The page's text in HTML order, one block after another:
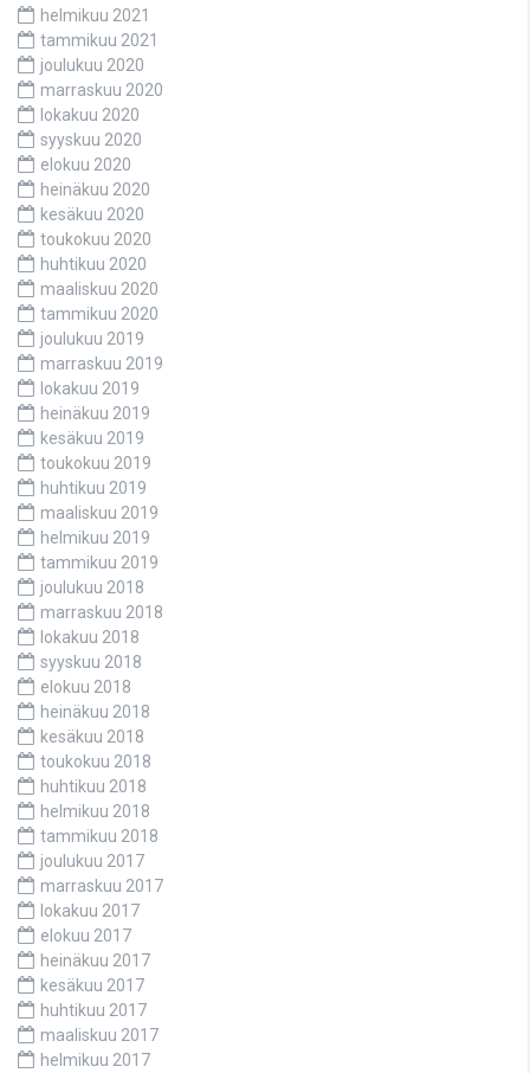
helmikuu 2021
tammikuu 2021
joulukuu 2020
marraskuu 2020
lokakuu 2020
syyskuu 2020
elokuu 2020
heinäkuu 2020
kesäkuu 2020
toukokuu 2020
huhtikuu 2020
maaliskuu 2020
tammikuu 2020
joulukuu 2019
marraskuu 2019
lokakuu 2019
heinäkuu 2019
kesäkuu 2019
toukokuu 2019
huhtikuu 2019
maaliskuu 2019
helmikuu 2019
tammikuu 2019
joulukuu 2018
marraskuu 2018
lokakuu 2018
syyskuu 2018
elokuu 2018
heinäkuu 2018
kesäkuu 2018
toukokuu 2018
huhtikuu 2018
helmikuu 2018
tammikuu 2018
joulukuu 2017
marraskuu 2017
lokakuu 2017
elokuu 2017
heinäkuu 2017
kesäkuu 2017
huhtikuu 2017
maaliskuu 2017
helmikuu 2017